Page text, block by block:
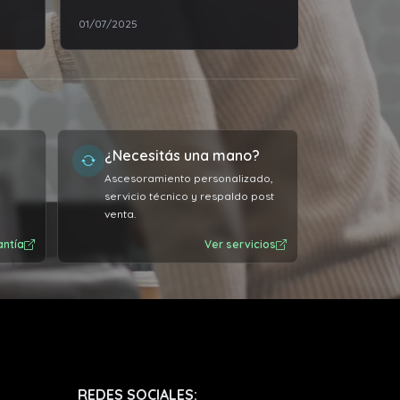
01/07/2025 09/04/2026
¿Necesitás una mano?
Ascesoramiento personalizado,
servicio técnico y respaldo post
venta.
Ver servicios
REDES SOCIALES: